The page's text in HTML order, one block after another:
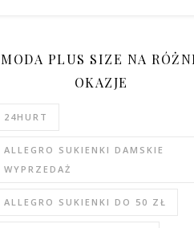
MODA PLUS SIZE NA
OKAZJE
24HURT
ALLEGRO SUKIENKI DAMSKIE
WYPRZEDAŻ
ALLEGRO SUKIENKI DO 50 ZŁ